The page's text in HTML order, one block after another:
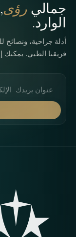
جمالي رؤى
الوارد.
أدلة جراحية،
فريقنا الطبي. يمكنك